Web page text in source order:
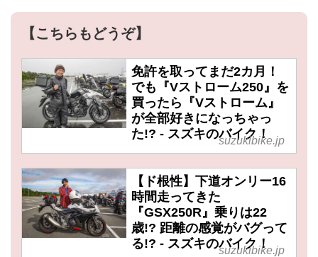
【こちらもどうぞ】
免許を取ってまだ2カ月！
でも『Vストローム250』を
買ったら『Vストローム』
が全部好きになっちゃっ
た!? - スズキのバイク！
suzukibike.jp
【ド根性】下道オンリー16
時間走ってきた
『GSX250R』乗りは22
歳!? 距離の感覚がバグって
る!? - スズキのバイク！
suzukibike.jp